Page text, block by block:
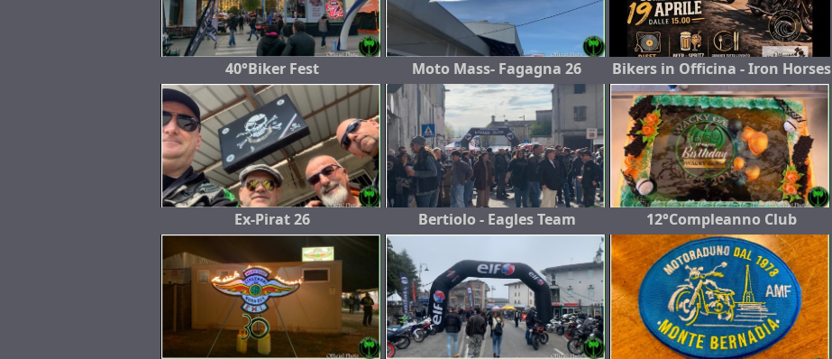
40°Biker Fest Moto Mass- Fagagna 26 Bikers in Officina - Iron Horses
Ex-Pirat 26 Bertiolo - Eagles Team 12°Compleanno Club